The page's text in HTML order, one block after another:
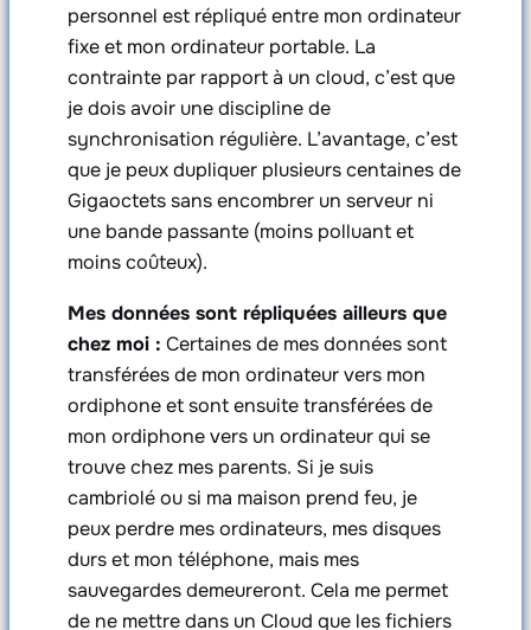
personnel est répliqué entre mon ordinateur
fixe et mon ordinateur portable. La
contrainte par rapport à un cloud, c’est que
je dois avoir une discipline de
synchronisation régulière. L’avantage, c’est
que je peux dupliquer plusieurs centaines de
Gigaoctets sans encombrer un serveur ni
une bande passante (moins polluant et
moins coûteux).
Mes données sont répliquées ailleurs que
chez moi : Certaines de mes données sont
transférées de mon ordinateur vers mon
ordiphone et sont ensuite transférées de
mon ordiphone vers un ordinateur qui se
trouve chez mes parents. Si je suis
cambriolé ou si ma maison prend feu, je
peux perdre mes ordinateurs, mes disques
durs et mon téléphone, mais mes
sauvegardes demeureront. Cela me permet
de ne mettre dans un Cloud que les fichiers